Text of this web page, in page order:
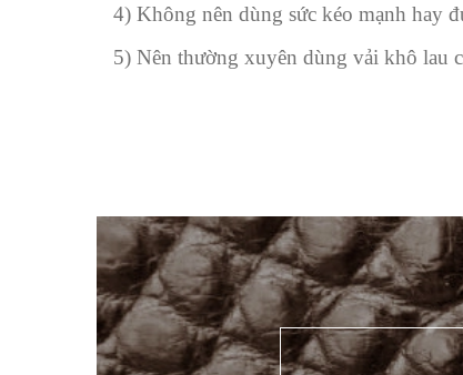
4) Không nên dùng sức kéo mạnh hay
5) Nên thường xuyên dùng vải khô lau